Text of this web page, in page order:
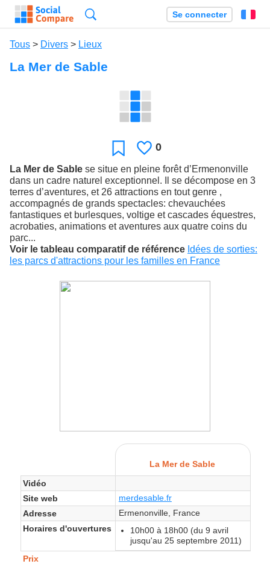
Se connecter
Tous > Divers > Lieux
La Mer de Sable
Favori J'aime
0
La Mer de Sable se situe en pleine forêt d’Ermenonville
dans un cadre naturel exceptionnel. Il se décompose en 3
terres d’aventures, et 26 attractions en tout genre ,
accompagnés de grands spectacles: chevauchées
fantastiques et burlesques, voltige et cascades équestres,
acrobaties, animations et aventures aux quatre coins du
parc...
Voir le tableau comparatif de référence Idées de sorties:
les parcs d'attractions pour les familles en France
La Mer de Sable
Vidéo
Site web
merdesable.fr
Adresse
Ermenonville, France
Horaires d'ouvertures
10h00 à 18h00 (du 9 avril
jusqu'au 25 septembre 2011)
Prix